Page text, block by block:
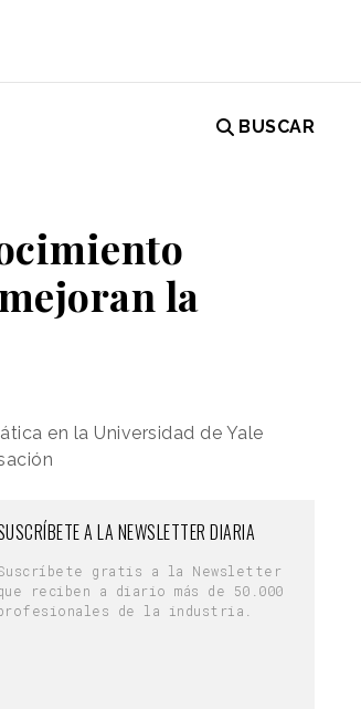
BUSCAR
la
en la Universidad de Yale
A LA NEWSLETTER DIARIA
gratis a la Newsletter
reciben a diario más de 50.000
de la industria.